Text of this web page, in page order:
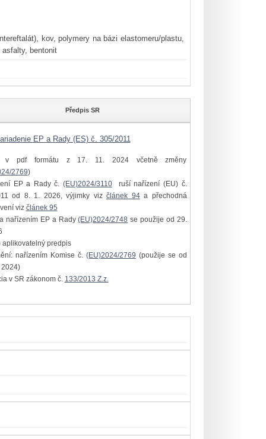
kov, polymery na bázi elastomeru/plastu,
bentonit
Předpis SR
EP a Rady (ES) č. 305/2011
v pdf formátu z 17. 11. 2024 včetně změny
2769)
EP a Rady č. (EU)2024/3110ruší nařízení (EU) č.
od 8. 1. 2026, výjimky viz článek 94a přechodná
viz článek 95
nařízením EP a Rady(EU)2024/2748 se použije od 29.
aplikovatelný predpis
nařízením Komise č. (EU)2024/2769 (použije se od
2024)
v SR zákonom č. 133/2013 Z.z.